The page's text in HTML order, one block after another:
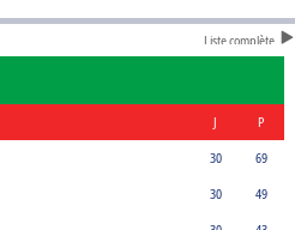
Liste complète
J
P
30
69
30
49